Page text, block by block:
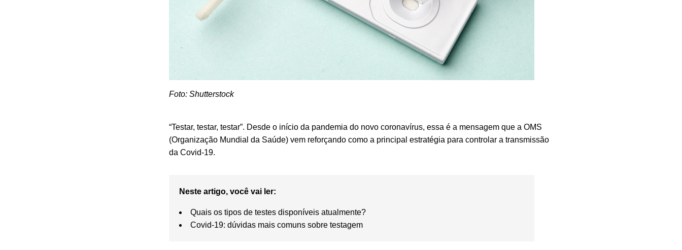
Foto: Shutterstock
“Testar, testar, testar”. Desde o início da pandemia do novo coronavírus, essa é a mensagem que a OMS
(Organização Mundial da Saúde) vem reforçando como a principal estratégia para controlar a transmissão
da Covid-19.
Neste artigo, você vai ler:
Quais os tipos de testes disponíveis atualmente?
Covid-19: dúvidas mais comuns sobre testagem